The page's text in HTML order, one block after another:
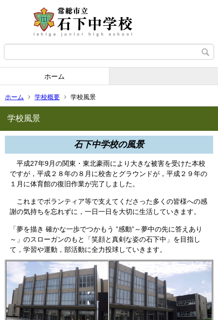
ホーム
ホーム 学校概要 学校風景
学校風景
石下中学校の風景
平成27年9月の関東・東北豪雨により大きな被害を受けた本校
ですが，平成２８年の８月に校舎とグラウンドが，平成２９年の
１月に体育館の復旧作業が完了しました。
これまでボランティア等で支えてくださった多くの皆様への感
謝の気持ちを忘れずに，一日一日を大切に生活していきます。
「夢を描き 確かな一歩でつかもう ”感動”～夢中の先に答えあり
～」のスローガンのもと「笑顔と真剣な姿の石下中」を目指し
て，学習や運動，部活動に全力投球していきます。